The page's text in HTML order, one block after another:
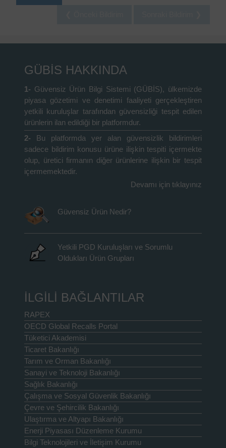
GÜBİS HAKKINDA
1- Güvensiz Ürün Bilgi Sistemi (GÜBİS), ülkemizde
piyasa gözetimi ve denetimi faaliyeti gerçekleştiren
yetkili kuruluşlar tarafından güvensizliği tespit edilen
ürünlerin ilan edildiği bir platformdur.
2-
Bu platformda yer alan güvensizlik bildirimleri
sadece bildirim konusu ürüne ilişkin tespiti içermekte
olup, üretici firmanın diğer ürünlerine ilişkin bir tespit
içermemektedir.
Devamı için tıklayınız
Güvensiz Ürün Nedir?
Yetkili PGD Kuruluşları ve Sorumlu
Oldukları Ürün Grupları
İLGİLİ BAĞLANTILAR
RAPEX
OECD Global Recalls Portal
Tüketici Akademisi
Ticaret Bakanlığı
Tarım ve Orman Bakanlığı
Sanayi ve Teknoloji Bakanlığı
Sağlık Bakanlığı
Çalışma ve Sosyal Güvenlik Bakanlığı
Çevre ve Şehircilik Bakanlığı
Ulaştırma ve Altyapı Bakanlığı
Enerji Piyasası Düzenleme Kurumu
Bilgi Teknolojileri ve İletişim Kurumu